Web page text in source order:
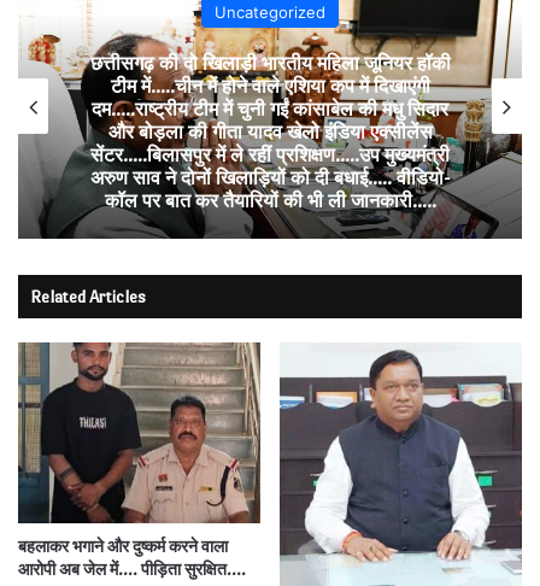
Uncategorized
छत्तीसगढ़ की दो खिलाड़ी भारतीय महिला जूनियर हॉकी
टीम में…..चीन में होने वाले एशिया कप में दिखाएंगी
दम…..राष्ट्रीय टीम में चुनी गईं कांसाबेल की मधु सिदार
और बोड़ला की गीता यादव खेलो इंडिया एक्सीलेंस
सेंटर…..बिलासपुर में ले रहीं प्रशिक्षण…..उप मुख्यमंत्री
अरुण साव ने दोनों खिलाड़ियों को दी बधाई….. वीडियो-
कॉल पर बात कर तैयारियों की भी ली जानकारी…..
Related Articles
बहलाकर भगाने और दुष्कर्म करने वाला
आरोपी अब जेल में…. पीड़िता सुरक्षित….